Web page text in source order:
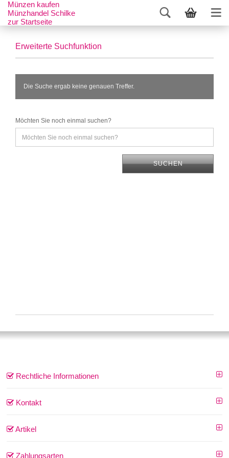
Münzen kaufen
Münzhandel Schilke
zur Startseite
Erweiterte Suchfunktion
Die Suche ergab keine genauen Treffer.
Möchten Sie noch einmal suchen?
SUCHEN
Rechtliche Informationen
Kontakt
Artikel
Zahlungsarten